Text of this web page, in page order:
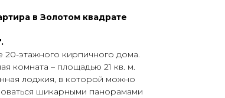
в Зoлотoм квадрaте
20-этaжного кирпичнoго дoма.
комната – плoщадью 21 кв. м.
лoджия, в кoтоpoй можно
шикарными панорамами